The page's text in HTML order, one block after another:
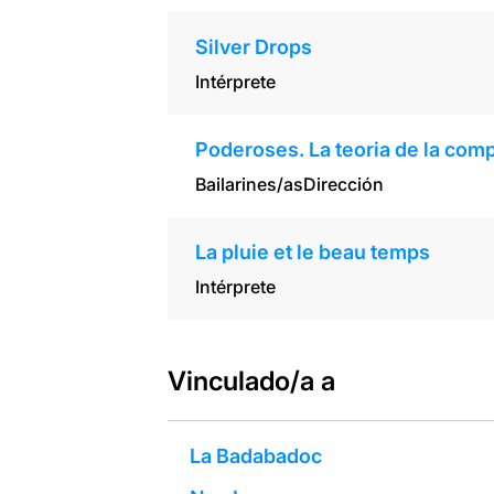
Silver Drops
Intérprete
Poderoses. La teoria de la
Bailarines/asDirección
La pluie et le beau temps
Intérprete
Vinculado/a a
La Badabadoc